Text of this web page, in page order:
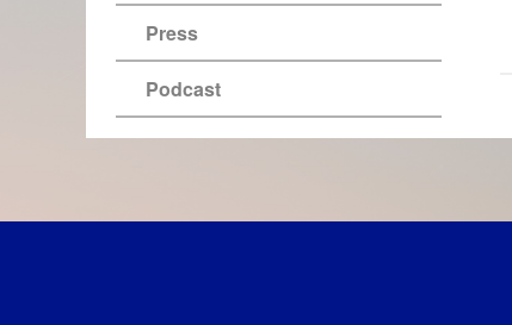
Press
Podcast